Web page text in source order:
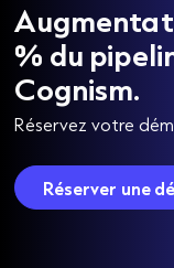
% du
Cognism.
Réservez votre
Réserver une